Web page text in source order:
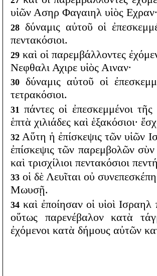
υἱῶν Ασηρ Φαγαιηλ υἱὸς Εχραν·
28 δύναμις αὐτοῦ οἱ
πεντακόσιοι.
29 καὶ οἱ παρεμβάλλοντες
Νεφθαλι Αχιρε υἱὸς Αιναν·
30 δύναμις αὐτοῦ οἱ
τετρακόσιοι.
31 πάντες οἱ ἐπεσκεμμένοι
ἑπτὰ χιλιάδες καὶ ἑξακόσιοι·
32 Αὕτη ἡ ἐπίσκεψις τῶν υἱῶν
ἐπίσκεψις τῶν παρεμβολῶν σὺν
καὶ τρισχίλιοι πεντακόσιοι
33 οἱ δὲ Λευῖται οὐ
Μωυσῇ.
34 καὶ ἐποίησαν οἱ υἱοὶ
οὕτως παρενέβαλον κατὰ
ἐχόμενοι κατὰ δήμους αὐτῶν